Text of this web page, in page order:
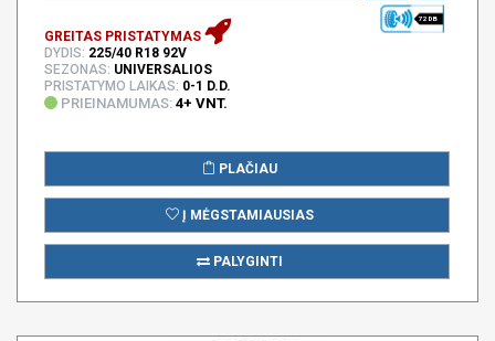
72 DB
GREITAS PRISTATYMAS
DYDIS: 225/40 R18 92V
SEZONAS: UNIVERSALIOS
PRISTATYMO LAIKAS: 0-1 D.D.
PRIEINAMUMAS: 4+ VNT.
PLAČIAU
Į MĖGSTAMIAUSIAS
PALYGINTI